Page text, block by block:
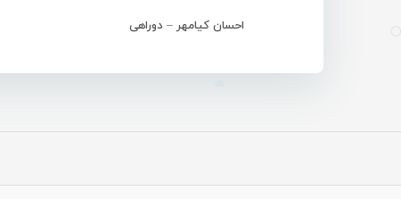
احسان کیامهر – دوراهی